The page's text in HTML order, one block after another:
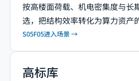
按高楼面荷载、机电密集度与长
选，把结构效率转化为算力资产
S05F05进入场景 →
高标库